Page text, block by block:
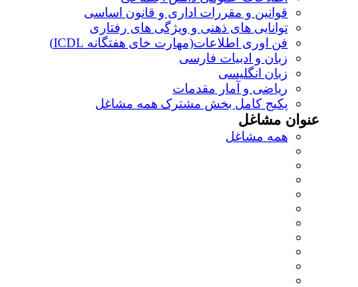
قوانین و مقررات اداری و قانون اساسی
توانایی های ذهنی و ویژگی های رفتاری
فن اوری اطلاعات(مهارت خای هفتگانه ICDL)
زبان و ادبیات فارسی
زبان انگلیسی
ریاضی و آمار مقدمات
پکیج کامل بخش مشترک همه مشاغل
عنوان مشاغل
همه مشاغل